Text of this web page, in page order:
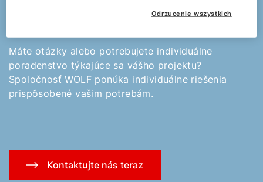
Máte otázky alebo potrebujete individuálne
poradenstvo týkajúce sa vášho projektu?
Spoločnosť WOLF ponúka individuálne riešenia
prispôsobené vašim potrebám.
Kontaktujte nás teraz
Odrzucenie wszystkich